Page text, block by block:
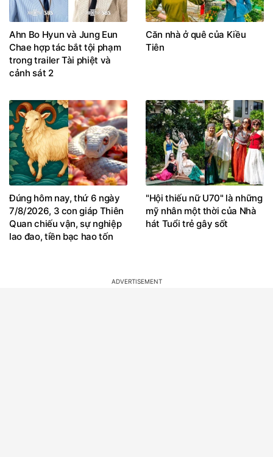
Ahn Bo Hyun và Jung Eun
Chae hợp tác bắt tội phạm
trong trailer Tài phiệt và
cảnh sát 2
Căn nhà ở quê của Kiều
Tiên
Đúng hôm nay, thứ 6 ngày
7/8/2026, 3 con giáp Thiên
Quan chiếu vận, sự nghiệp
lao đao, tiền bạc hao tốn
"Hội thiếu nữ U70" là những
mỹ nhân một thời của Nhà
hát Tuổi trẻ gây sốt